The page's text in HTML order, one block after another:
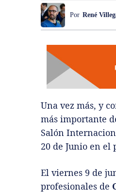
Por René
Una vez más, y
más importante
Salón
20 de Junio en el
El viernes 9 de
profesionales de